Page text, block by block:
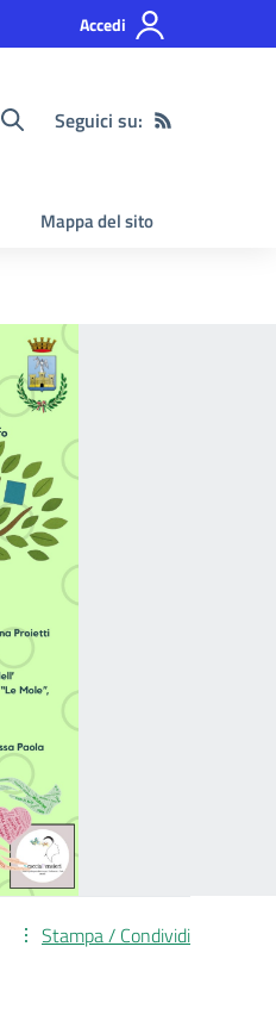
Accedi
Seguici su:
Mappa del sito
Stampa / Condividi